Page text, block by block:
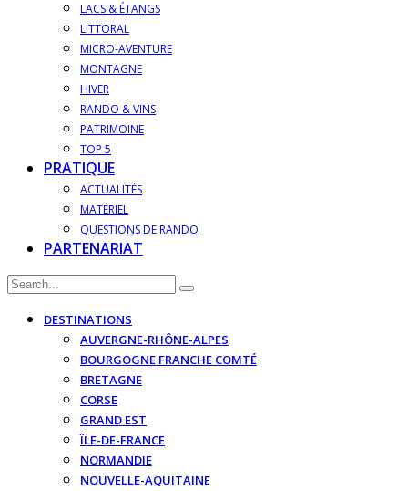
LACS & ÉTANGS
LITTORAL
MICRO-AVENTURE
MONTAGNE
HIVER
RANDO & VINS
PATRIMOINE
TOP 5
PRATIQUE
ACTUALITÉS
MATÉRIEL
QUESTIONS DE RANDO
PARTENARIAT
DESTINATIONS
AUVERGNE-RHÔNE-ALPES
BOURGOGNE FRANCHE COMTÉ
BRETAGNE
CORSE
GRAND EST
ÎLE-DE-FRANCE
NORMANDIE
NOUVELLE-AQUITAINE